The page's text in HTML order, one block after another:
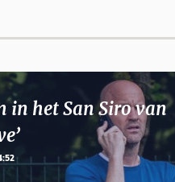
in het San Siro van